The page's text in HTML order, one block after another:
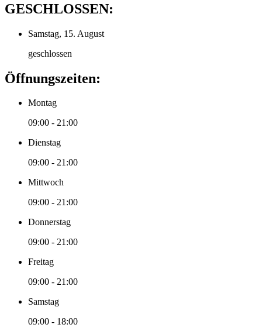
GESCHLOSSEN:
Samstag, 15. August
geschlossen
Öffnungszeiten:
Montag
09:00 - 21:00
Dienstag
09:00 - 21:00
Mittwoch
09:00 - 21:00
Donnerstag
09:00 - 21:00
Freitag
09:00 - 21:00
Samstag
09:00 - 18:00